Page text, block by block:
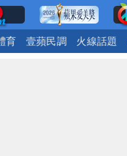
育 壹蘋民調 火線話題